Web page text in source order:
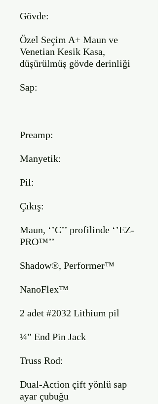
Gövde:
Özel Seçim A+ Maun ve
Venetian Kesik Kasa,
düşürülmüş gövde derinliği
Sap:
Preamp:
Manyetik:
Pil:
Çıkış:
Maun, ‘’C’’ profilinde ‘’EZ-
PRO™’’
Shadow®, Performer™
NanoFlex™
2 adet #2032 Lithium pil
¼” End Pin Jack
Truss Rod:
Dual-Action çift yönlü sap
ayar çubuğu